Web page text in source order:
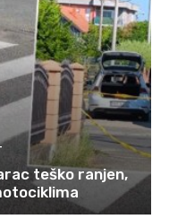
teško ranjen,